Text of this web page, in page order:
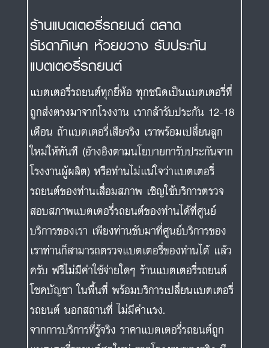
ร้านแบตเตอรี่รถยนต์ ตลาด
รัชดาภิเษก ห้วยขวาง รับประกัน
แบตเตอรี่รถยนต์
แบตเตอรี่รถยนต์ทุกยี่ห้อ ทุกชนิดเป็นแบตเตอรี่ที่
ถูกส่งตรงมาจากโรงงาน เรากล้ารับประกัน 12-18
เดือน ถ้าแบตเตอรี่เสียจริง เราพร้อมเปลี่ยนลูก
ใหม่ให้ทันที (อ้างอิงตามนโยบายการับประกันจาก
โรงงานผู้ผลิต) หรือท่านไม่แน่ใจว่าแบตเตอรี่
รถยนต์ของท่านเสื่อมสภาพ เชิญใช้บริการตรวจ
สอบสภาพแบตเตอรี่รถยนต์ของท่านได้ที่ศูนย์
บริการของเรา เพียงท่านขับมาที่ศูนย์บริการของ
เราท่านก็สามารถตรวจแบตเตอรี่ของท่านได้ แล้ว
ครับ ฟรีไม่มีค่าใช้จ่ายใดๆ ร้านแบตเตอรี่รถยนต์
โชคบัญชา ในพื้นที่ พร้อมบริการเปลี่ยนแบตเตอรี่
รถยนต์ นอกสถานที่ ไม่มีค่าแรง.
จากการบริการที่รู้จริง ราคาแบตเตอรี่รถยนต์ถูก